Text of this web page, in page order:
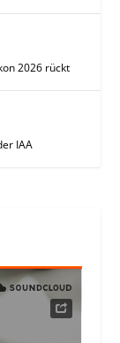
2026 rückt
IAA